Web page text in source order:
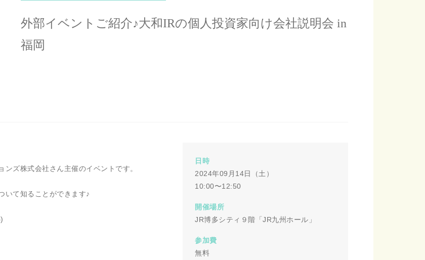
外部イベントご紹介♪大和IRの個人投資家向け会社説明会 in
福岡
ズ株式会社さん主催のイベントです。
いて知ることができます♪
日時
2024年09月14日（土）
10:00〜12:50
開催場所
JR博多シティ９階「JR九州ホール」
参加費
無料